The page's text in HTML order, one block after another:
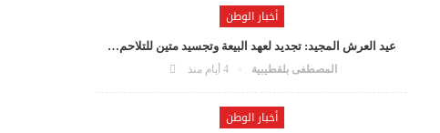
أخبار الوطن
عيد العرش المجيد: تجديد لعهد البيعة وتجسيد متين للتلاحم…
المصطفى بلقطيبية 4 أيام منذ
أخبار الوطن